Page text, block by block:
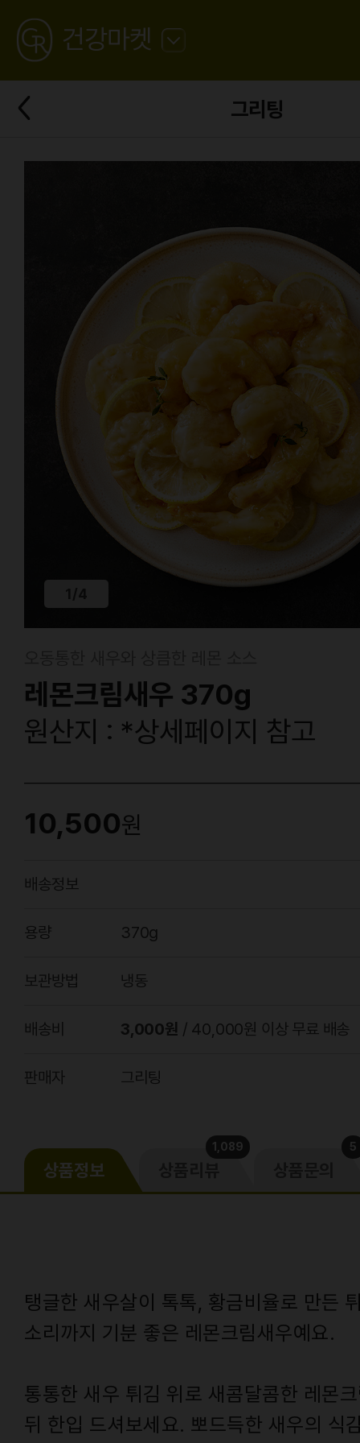
GREATING
건강마켓
로
그리팅
뒤
로
가
레몬크림새우 370g
원산지 : *상세페이지 참고
10,500원
배송정보
용량 370g
보관방법 냉동
배송비 3,000원 / 40,000원 이상 무료 배송
판매자 그리팅
상품정보
1,089 5
탱글한 새우살이 톡톡, 황금비율로 만든
소리까지 기분 좋은 레몬크림새우예요.
통통한 새우 튀김 위로 새콤달콤한 레몬
뒤 한입 드셔보세요. 뽀드득한 새우의 식